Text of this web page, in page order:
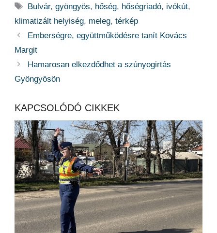
Címkék
Bulvár,gyöngyös, hőség, hőségriadó, ivókút,
klimatizált helyiség, meleg, térkép
Emberségre, együttműködésre tanít Kovács
Margit
Hamarosan elkezdődhet a szúnyogirtás
Gyöngyösön
KAPCSOLÓDÓ CIKKEK